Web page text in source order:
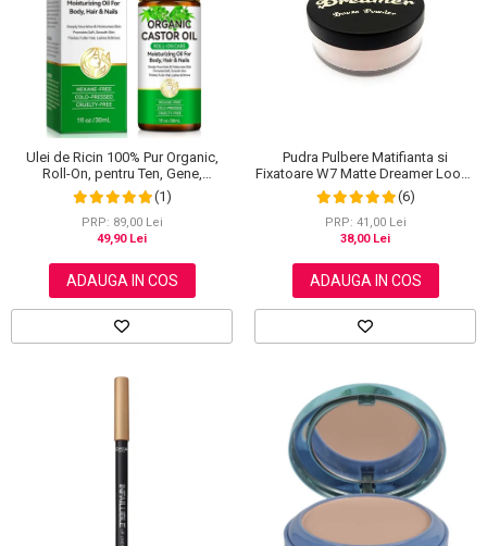
Ulei de Ricin 100% Pur Organic,
Roll-On, pentru Ten, Gene,
Sprancene, Unghii, 30 ml
(1)
PRP: 89,00 Lei
49,90 Lei
ADAUGA IN COS
Pudra Pulbere Matifianta si
Fixatoare W7 Matte Dreamer Loose
Powder - Classy Cameo, 20g
(6)
PRP: 41,00 Lei
38,00 Lei
ADAUGA IN COS